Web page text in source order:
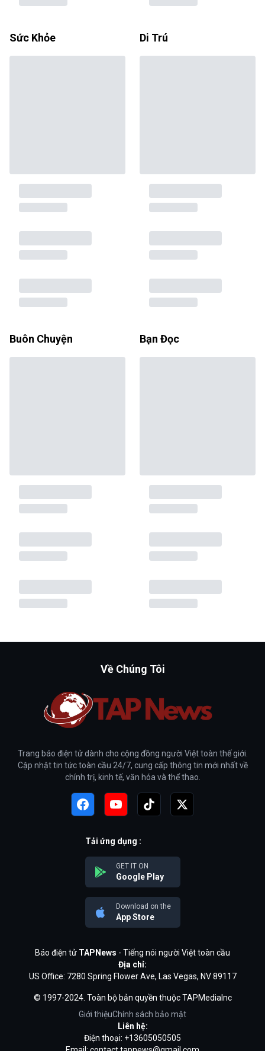
Sức Khỏe Di Trú
Buôn Chuyện Bạn Đọc
Về Chúng Tôi
Trang báo điện tử dành cho cộng đồng người Việt toàn thế giới.
Cập nhật tin tức toàn cầu 24/7, cung cấp thông tin mới nhất về
chính trị, kinh tế, văn hóa và thể thao.
Tải ứng dụng :
GET IT ON
Google Play
Download on the
App Store
Báo điện tử TAPNews - Tiếng nói người Việt toàn cầu
Địa chỉ:
US Office: 7280 Spring Flower Ave, Las Vegas, NV 89117
© 1997-2024. Toàn bộ bản quyền thuộc TAPMediaInc
Giới thiệuChính sách bảo mật
Liên hệ:
Điện thoại: +13605050505